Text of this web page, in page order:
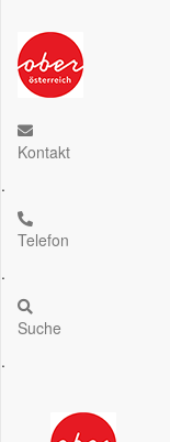
Kontakt
.
Telefon
.
Suche
.